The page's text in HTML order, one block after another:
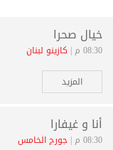
خيال صحرا
08:30 م |
كازينو لبنان
المزيد
أنا و غيفارا
08:30 م |
جورج الخامس